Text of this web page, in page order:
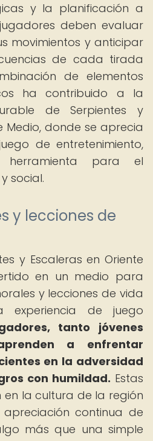
y la planificación a
deben evaluar
movimientos y anticipar
de cada tirada
de elementos
ha contribuido a la
de Serpientes y
Medio, donde se aprecia
de entretenimiento,
para el
social.
y lecciones de
y Escaleras en Oriente
en un medio para
y lecciones de vida
de juego
tanto jóvenes
a enfrentar
en la adversidad
con humildad. Estas
en la cultura de la región
continua de
más que una simple